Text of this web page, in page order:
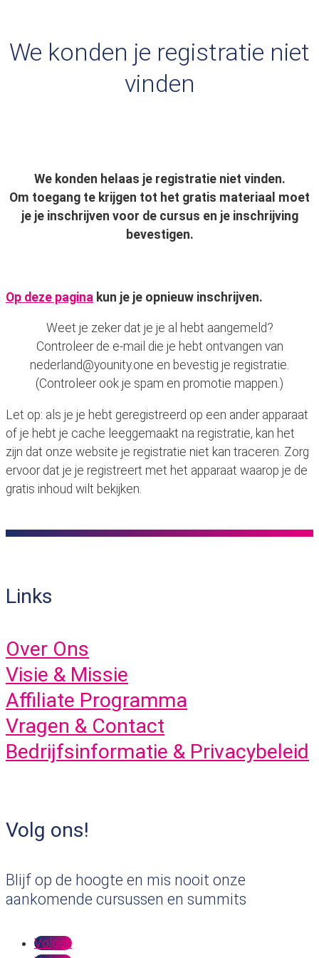
We konden je registratie niet
vinden
We konden helaas je registratie niet vinden.
Om toegang te krijgen tot het gratis materiaal moet
je je inschrijven voor de cursus en je inschrijving
bevestigen.
Op deze pagina kun je je opnieuw inschrijven.
Weet je zeker dat je je al hebt aangemeld?
Controleer de e-mail die je hebt ontvangen van
nederland@younity.one en bevestig je registratie.
(Controleer ook je spam en promotie mappen.)
Let op: als je je hebt geregistreerd op een ander apparaat
of je hebt je cache leeggemaakt na registratie, kan het
zijn dat onze website je registratie niet kan traceren. Zorg
ervoor dat je je registreert met het apparaat waarop je de
gratis inhoud wilt bekijken.
Links
Over Ons
Visie & Missie
Affiliate Programma
Vragen & Contact
Bedrijfsinformatie & Privacybeleid
Volg ons!
Blijf op de hoogte en mis nooit onze
aankomende cursussen en summits
Volgen